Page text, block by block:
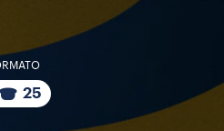
25